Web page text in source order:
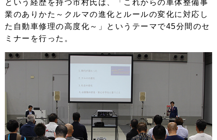
という経歴を持つ市村氏は、「これからの車体整備事
業のありかた～クルマの進化とルールの変化に対応し
た自動車修理の高度化～」というテーマで45分間のセ
ミナーを行った。